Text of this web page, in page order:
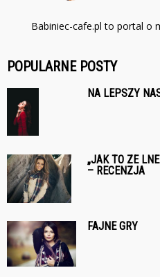
Babiniec-cafe.pl to portal o
POPULARNE POSTY
NA LEPSZY
„JAK TO ZE
– RECENZJA
FAJNE GRY